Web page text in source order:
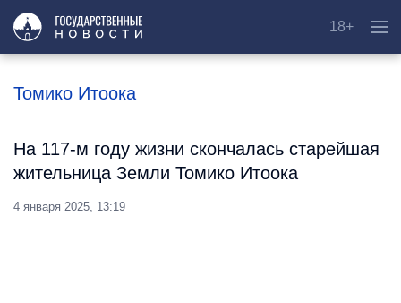
18+
Томико Итоока
На 117-м году жизни скончалась старейшая
жительница Земли Томико Итоока
4 января 2025, 13:19